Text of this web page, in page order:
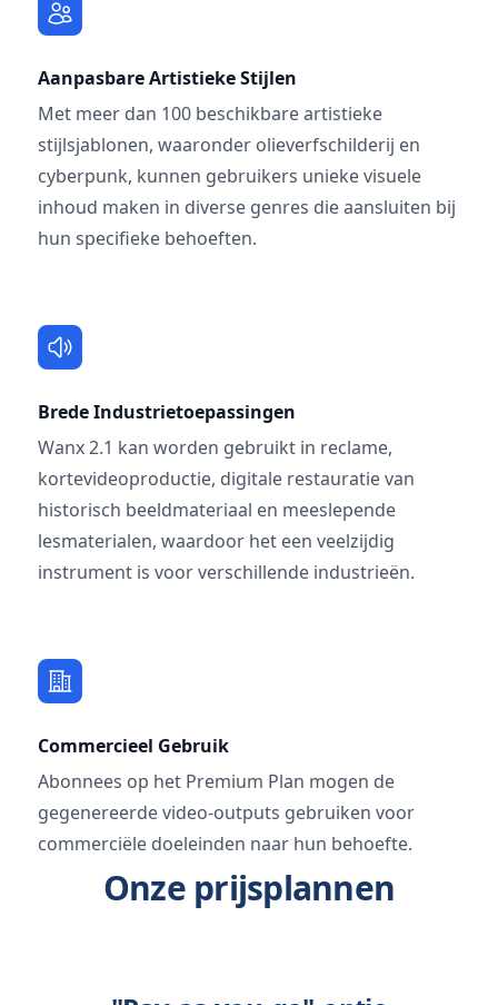
Aanpasbare Artistieke Stijlen
Met meer dan 100 beschikbare artistieke
stijlsjablonen, waaronder olieverfschilderij en
cyberpunk, kunnen gebruikers unieke visuele
inhoud maken in diverse genres die aansluiten bij
hun specifieke behoeften.
Brede Industrietoepassingen
Wanx 2.1 kan worden gebruikt in reclame,
kortevideoproductie, digitale restauratie van
historisch beeldmateriaal en meeslepende
lesmaterialen, waardoor het een veelzijdig
instrument is voor verschillende industrieën.
Commercieel Gebruik
Abonnees op het Premium Plan mogen de
gegenereerde video-outputs gebruiken voor
commerciële doeleinden naar hun behoefte.
Onze prijsplannen